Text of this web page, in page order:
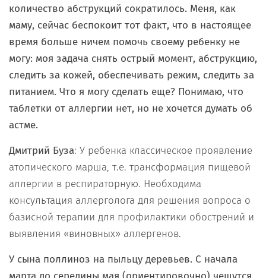
количество абструкций сократилось. Меня, как
маму, сейчас беспокоит тот факт, что в настоящее
время больше ничем помочь своему ребенку не
могу: моя задача снять острый момент, абструкцию,
следить за кожей, обеспечивать режим, следить за
питанием. Что я могу сделать еще? Понимаю, что
таблетки от аллергии нет, но не хочется думать об
астме.
Дмитрий Буза: У ребенка классическое проявление
атопического марша, т.е. трансформация пищевой
аллергии в респираторную. Необходима
консультация аллерголога для решения вопроса о
базисной терапии для профилактики обострений и
выявления «виновных» аллергенов.
У сына поллиноз на пыльцу деревьев. С начала